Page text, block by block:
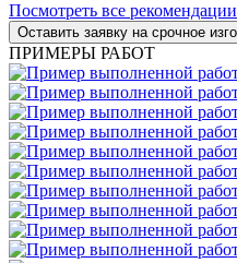
Посмотреть все рекомендации
ПРИМЕРЫ РАБОТ